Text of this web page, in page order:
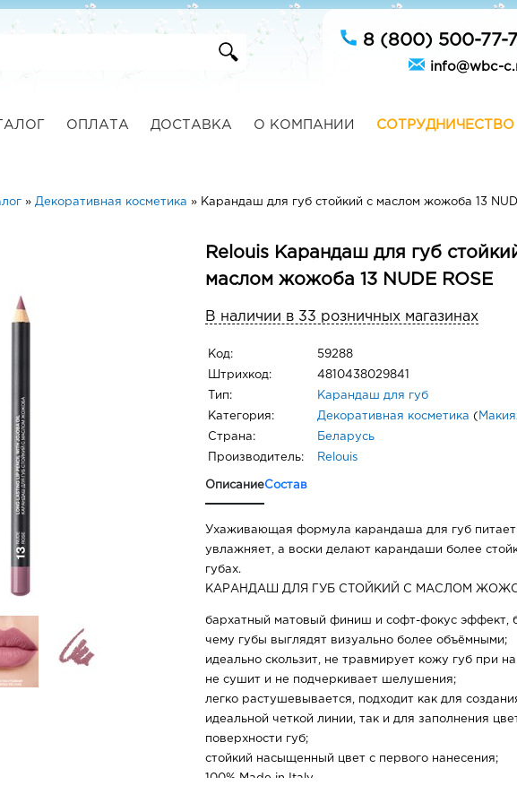
8 (800) 500-77-
info@wbc-
ОПЛАТА ДОСТАВКА О КОМПАНИИ СОТРУДНИЧЕСТВО
» Декоративная косметика » Карандаш для губ стойкий с маслом жожоба 13
Relouis Карандаш для губ
маслом жожоба 13 NUDE ROSE
В наличии в 33 розничных магазинах
Код: 59288
Штрихкод: 4810438029841
Тип: Карандаш для губ
Категория: Декоративная косметика (
Страна: Беларусь
Производитель: Relouis
ОписаниеСостав
Ухаживающая формула карандаша для губ питает
увлажняет, а воски делают карандаши более
губах.
КАРАНДАШ ДЛЯ ГУБ СТОЙКИЙ С МАСЛОМ
бархатный матовый финиш и софт-фокус эффект,
чему губы выглядят визуально более объёмными;
идеально скользит, не травмирует кожу губ при
не сушит и не подчеркивает шелушения;
легко растушевывается, подходит как для
идеальной четкой линии, так и для заполнения
поверхности губ;
стойкий насыщенный цвет с первого нанесения;
100% Made in Italy